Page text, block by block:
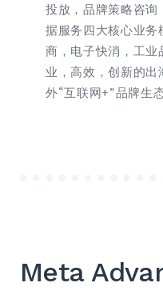
投放，品牌策略咨
据服务四大核心业务
商，电子快消，工
业，高效，创新的
外“互联网+”品牌生态
Meta